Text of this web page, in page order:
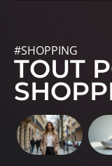
#SHOPPING
TOUT